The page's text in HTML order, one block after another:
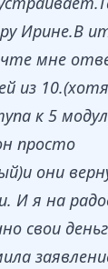
Ирине.В
мне
из
к 5
просто
они
И я на
свои